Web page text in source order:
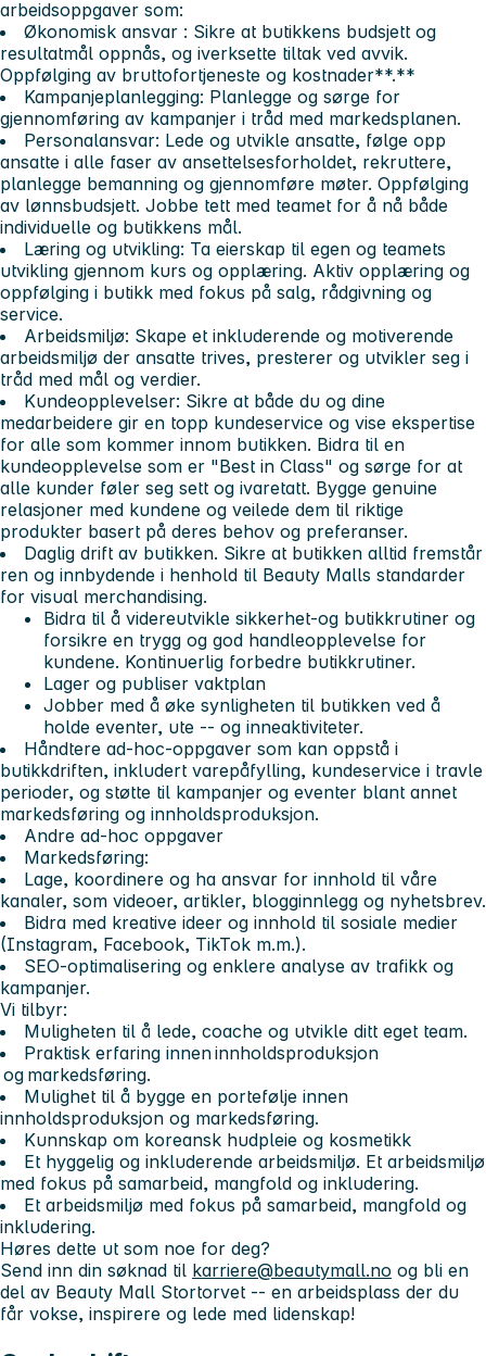
arbeidsoppgaver som:
Økonomisk ansvar : Sikre at butikkens budsjett og
resultatmål oppnås, og iverksette tiltak ved avvik.
Oppfølging av bruttofortjeneste og kostnader**.**
Kampanjeplanlegging: Planlegge og sørge for
gjennomføring av kampanjer i tråd med markedsplanen.
Personalansvar: Lede og utvikle ansatte, følge opp
ansatte i alle faser av ansettelsesforholdet, rekruttere,
planlegge bemanning og gjennomføre møter. Oppfølging
av lønnsbudsjett. Jobbe tett med teamet for å nå både
individuelle og butikkens mål.
Læring og utvikling: Ta eierskap til egen og teamets
utvikling gjennom kurs og opplæring. Aktiv opplæring og
oppfølging i butikk med fokus på salg, rådgivning og
service.
Arbeidsmiljø: Skape et inkluderende og motiverende
arbeidsmiljø der ansatte trives, presterer og utvikler seg i
tråd med mål og verdier.
Kundeopplevelser: Sikre at både du og dine
medarbeidere gir en topp kundeservice og vise ekspertise
for alle som kommer innom butikken. Bidra til en
kundeopplevelse som er "Best in Class" og sørge for at
alle kunder føler seg sett og ivaretatt. Bygge genuine
relasjoner med kundene og veilede dem til riktige
produkter basert på deres behov og preferanser.
Daglig drift av butikken. Sikre at butikken alltid fremstår
ren og innbydende i henhold til Beauty Malls standarder
for visual merchandising.
Bidra til å videreutvikle sikkerhet-og butikkrutiner og
forsikre en trygg og god handleopplevelse for
kundene. Kontinuerlig forbedre butikkrutiner.
Lager og publiser vaktplan
Jobber med å øke synligheten til butikken ved å
holde eventer, ute -- og inneaktiviteter.
Håndtere ad-hoc-oppgaver som kan oppstå i
butikkdriften, inkludert varepåfylling, kundeservice i travle
perioder, og støtte til kampanjer og eventer blant annet
markedsføring og innholdsproduksjon.
Andre ad-hoc oppgaver
Markedsføring:
Lage, koordinere og ha ansvar for innhold til våre
kanaler, som videoer, artikler, blogginnlegg og nyhetsbrev.
Bidra med kreative ideer og innhold til sosiale medier
(Instagram, Facebook, TikTok m.m.).
SEO-optimalisering og enklere analyse av trafikk og
kampanjer.
Vi tilbyr:
Muligheten til å lede, coache og utvikle ditt eget team.
Praktisk erfaring inneninnholdsproduksjon
og markedsføring.
Mulighet til å bygge en portefølje innen
innholdsproduksjon og markedsføring.
Kunnskap om koreansk hudpleie og kosmetikk
Et hyggelig og inkluderende arbeidsmiljø. Et arbeidsmiljø
med fokus på samarbeid, mangfold og inkludering.
Et arbeidsmiljø med fokus på samarbeid, mangfold og
inkludering.
Høres dette ut som noe for deg?
Send inn din søknad til karriere@beautymall.no og bli en
del av Beauty Mall Stortorvet -- en arbeidsplass der du
får vokse, inspirere og lede med lidenskap!